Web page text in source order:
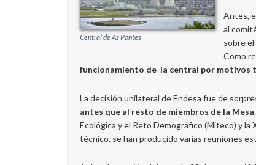
Central de As Pontes
Antes,
al
sobre
Como
funcionamiento de la central por motivos
La decisión unilateral de Endesa fue de
antes que al resto de miembros de la Mesa
Ecológica y el Reto Demográfico (Miteco) y la
técnico, se han producido varias reuniones